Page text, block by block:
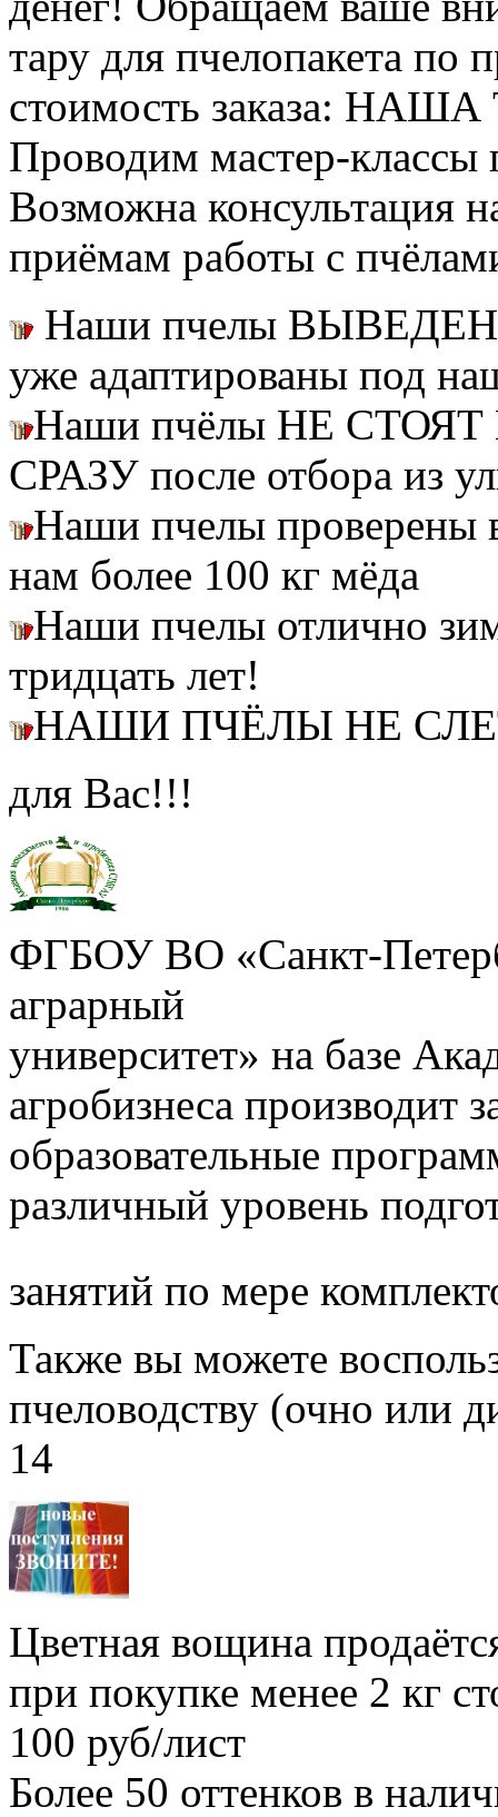
тару для пчелопакета по
стоимость заказа:
Проводим мастер-классы
Возможна консультация
приёмам работы с
Наши пчелы
уже адаптированы под
Наши пчёлы НЕ СТОЯТ
СРАЗУ после отбора из
Наши пчелы
нам более 100 кг мёда
Наши пчелы отлично
тридцать лет!
НАШИ ПЧЁЛЫ НЕ
для Вас!!!
ФГБОУ ВО «Санкт-
аграрный
университет» на базе
агробизнеса производит
образовательные
различный уровень
занятий по мере
Также вы можете
пчеловодству (очно или
14
Цветная вощина
при покупке менее 2 кг
100 руб/лист
Более 50 оттенков в